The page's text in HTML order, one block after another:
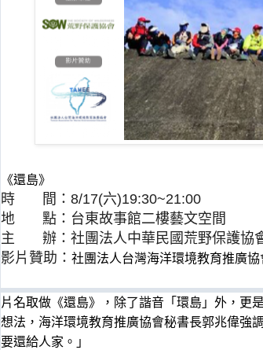
《還島》
時 間：8/17(六)19:30~21:00
地 點：台東故事館二樓藝文空間
主 辦：社團法人中華民國荒野保護協
影片贊助： 社團法人台灣海洋環境教育推廣協
片名取做 《還島》 ，除了諧音「環島 」外，更
想法， 海洋環境教育推廣協會秘書長郭兆偉強
要還給人家。」